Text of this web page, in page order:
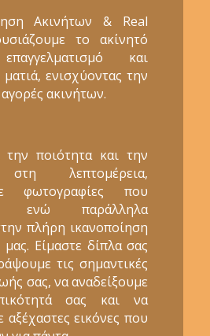
Ακινήτων & Real
το ακίνητό
και
ματιά, ενισχύοντας την
ακινήτων.
ποιότητα και την
λεπτομέρεια,
φωτογραφίες που
ενώ παράλληλα
πλήρη ικανοποίηση
Είμαστε δίπλα σας
τις σημαντικές
σας, να αναδείξουμε
σας και να
εικόνες που